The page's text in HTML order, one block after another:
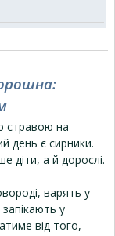
стравою на
день є сирники.
діти, а й дорослі.
варять у
у
від того,